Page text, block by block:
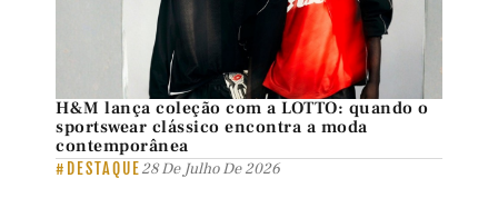
H&M lança coleção com a LOTTO: quando o
sportswear clássico encontra a moda
contemporânea
#DESTAQUE28 De Julho De 2026